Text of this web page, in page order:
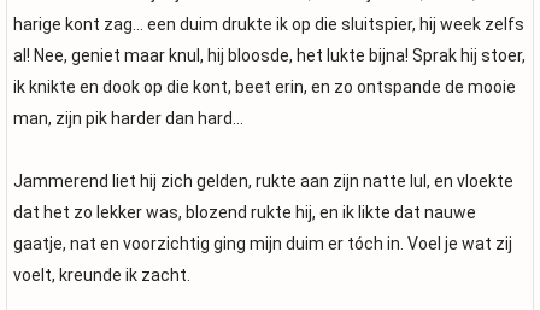
harige kont zag… een duim drukte ik op die sluitspier, hij week zelfs
al! Nee, geniet maar knul, hij bloosde, het lukte bijna! Sprak hij stoer,
ik knikte en dook op die kont, beet erin, en zo ontspande de mooie
man, zijn pik harder dan hard…
Jammerend liet hij zich gelden, rukte aan zijn natte lul, en vloekte
dat het zo lekker was, blozend rukte hij, en ik likte dat nauwe
gaatje, nat en voorzichtig ging mijn duim er tóch in. Voel je wat zij
voelt, kreunde ik zacht.